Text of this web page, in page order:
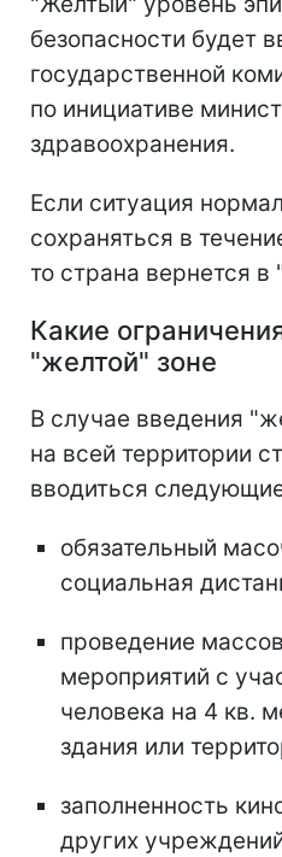
безопасности будет
государственной
по инициативе
здравоохранения.
Если ситуация
сохраняться в
то страна вернется в
Какие
"желтой" зоне
В случае введения
на всей территории
вводиться
обязательный
социальная
проведение
мероприятий с
человека на 4 кв.
здания или
заполненность
других